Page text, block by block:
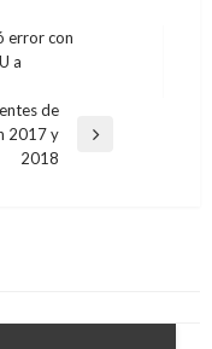
error con
a
de
2017 y
2018